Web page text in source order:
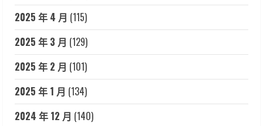
2025 年 4 月 (115)
2025 年 3 月 (129)
2025 年 2 月 (101)
2025 年 1 月 (134)
2024 年 12 月 (140)